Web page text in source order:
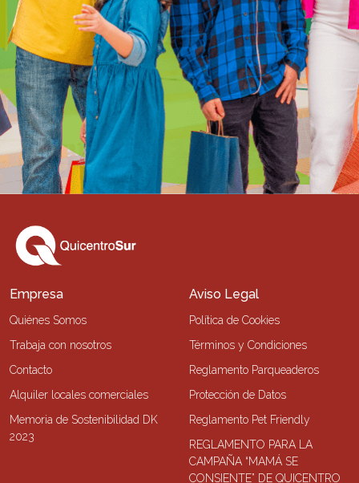
Empresa
Quiénes Somos
Trabaja con nosotros
Contacto
Alquiler locales comerciales
Memoria de Sostenibilidad DK
2023
Aviso Legal
Política de Cookies
Términos y Condiciones
Reglamento Parqueaderos
Protección de Datos
Reglamento Pet Friendly
REGLAMENTO PARA LA
CAMPAÑA “MAMÁ SE
CONSIENTE” DE QUICENTRO